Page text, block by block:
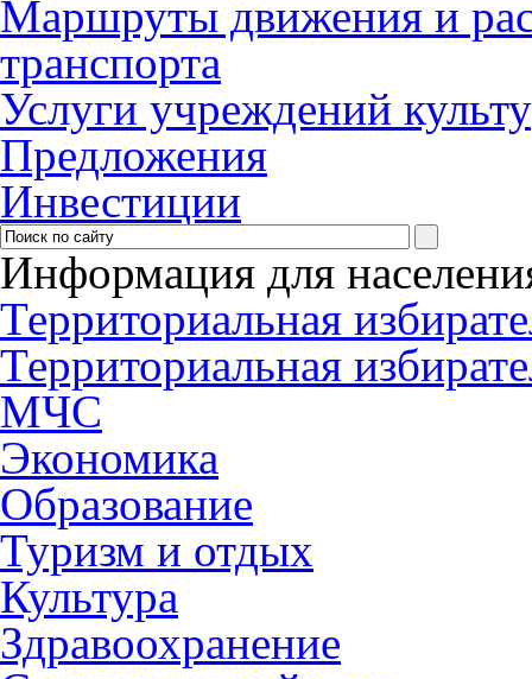
Маршруты движения и
транспорта
Услуги учреждений
Предложения
Инвестиции
Информация для
Территориальная
Территориальная
МЧС
Экономика
Образование
Туризм и отдых
Культура
Здравоохранение